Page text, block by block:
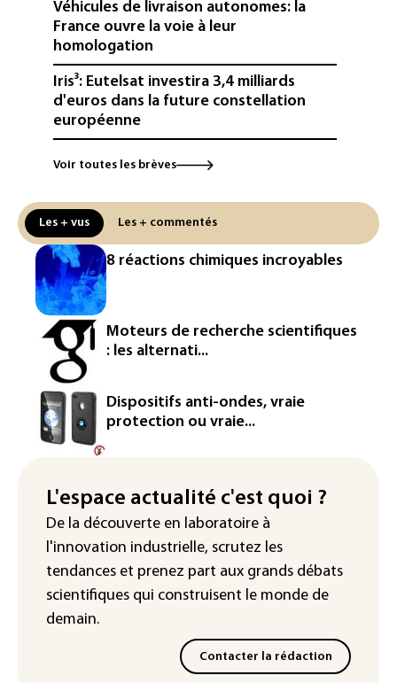
Véhicules de livraison autonomes: la
France ouvre la voie à leur
homologation
Iris³: Eutelsat investira 3,4 milliards
d'euros dans la future constellation
européenne
Le magazine VSD racheté par
La production française de maïs
attendue au plus bas depuis 1980
"Retour en force" progressif de la
chaleur dans les prochains jours en
France
L'Arabie saoudite, le Pakistan et la
Turquie ont signé un accord de défense
Le Sri Lanka bloque près de 100
nouveaux sites de paris en ligne non
autorisés
trimestre 2026, avec la hausse des prix
du pétrole
Voir toutes les brèves
Les + vus Les + commentés
8 réactions chimiques incroyables
Moteurs de recherche scientifiques
: les alternati...
Dispositifs anti-ondes, vraie
protection ou vraie...
L'espace actualité c'est quoi ?
De la découverte en laboratoire à
l'innovation industrielle, scrutez les
tendances et prenez part aux grands débats
scientifiques qui construisent le monde de
demain.
Contacter la rédaction